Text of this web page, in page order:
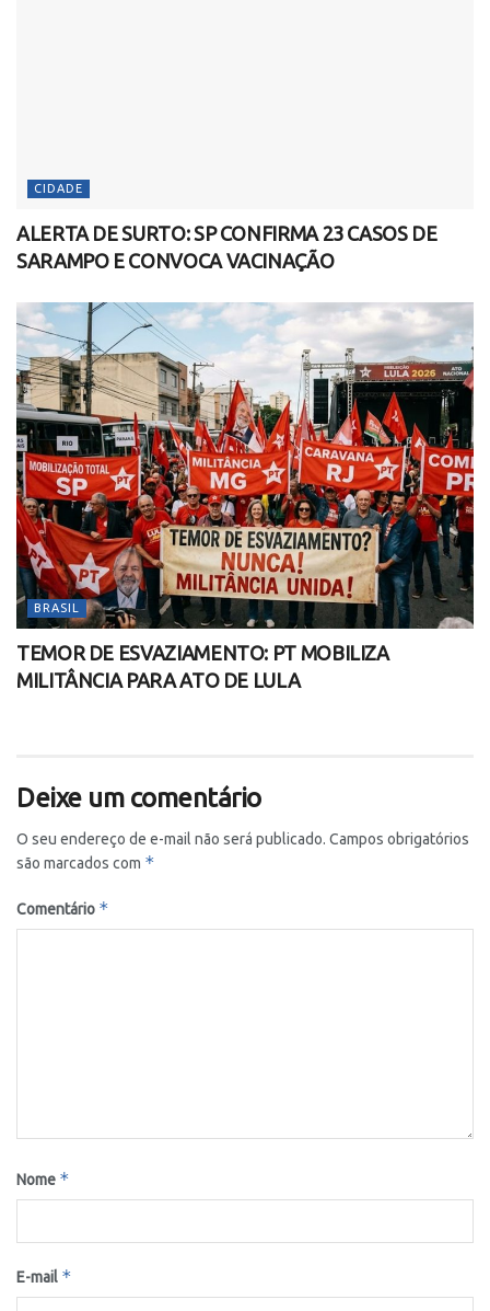
CIDADE
ALERTA DE SURTO: SP CONFIRMA 23 CASOS DE
SARAMPO E CONVOCA VACINAÇÃO
BRASIL
TEMOR DE ESVAZIAMENTO: PT MOBILIZA
MILITÂNCIA PARA ATO DE LULA
Deixe um comentário
O seu endereço de e-mail não será publicado. Campos obrigatórios
são marcados com *
Comentário *
Nome *
E-mail *